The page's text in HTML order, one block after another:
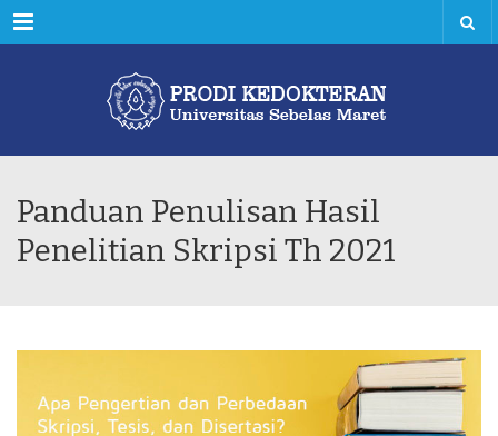
Menu
Panduan Penulisan Hasil
Penelitian Skripsi Th 2021